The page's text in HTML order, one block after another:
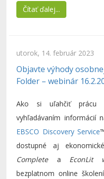
Čítať ďalej...
utorok, 14. február 2023
Objavte výhody
Folder – webinár
Ako si uľahčiť prácu
vyhľadávaním informácií
EBSCO Discovery Service
dostupné aj
Completea EconLit
bezplatnom online